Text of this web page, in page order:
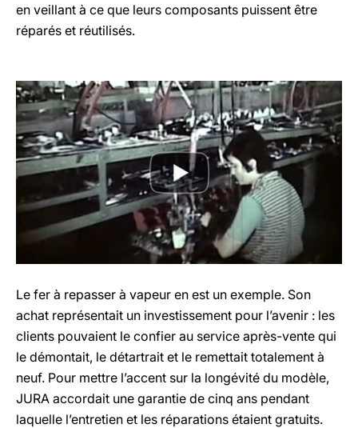
en veillant à ce que leurs composants puissent être
réparés et réutilisés.
Le fer à repasser à vapeur en est un exemple. Son
achat représentait un investissement pour l’avenir : les
clients pouvaient le confier au service après-vente qui
le démontait, le détartrait et le remettait totalement à
neuf. Pour mettre l’accent sur la longévité du modèle,
JURA accordait une garantie de cinq ans pendant
laquelle l’entretien et les réparations étaient gratuits.